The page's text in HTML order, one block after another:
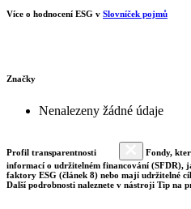
Více o hodnocení ESG v Slovníček pojmů
Značky
Nenalezeny žádné údaje
Profil transparentnosti
Fondy,
informací o udržitelném financování (SFDR),
faktory ESG (článek 8) nebo mají udržitelné
Další podrobnosti naleznete v nástroji Tip na